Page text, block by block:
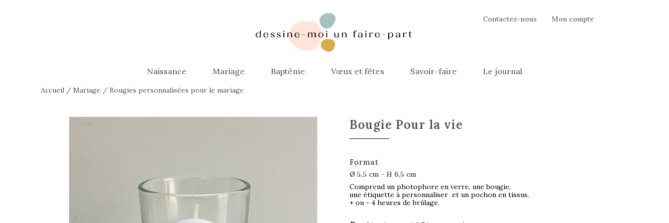
Contactez-nous Mon compte
Naissance Mariage Baptême Vœux et fêtes Savoir-faire Le journal
Accueil / Mariage / Bougies personnalisées pour le mariage
Bougie Pour la vie
Format
Ø 5,5 cm - H 6,5 cm
Comprend un photophore en verre, une bougie,
une étiquette à personnaliser et un pochon en tissus.
+ ou - 4 heures de brûlage.